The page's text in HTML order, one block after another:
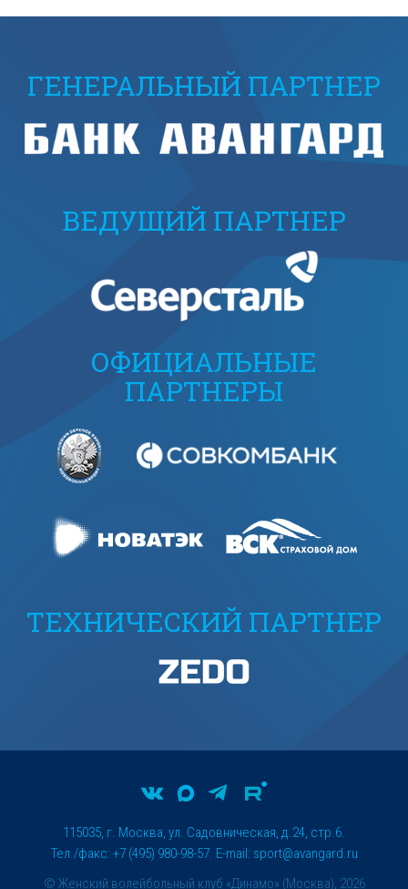
ГЕНЕРАЛЬНЫЙ ПАРТНЕР
ВЕДУЩИЙ ПАРТНЕР
ОФИЦИАЛЬНЫЕ
ПАРТНЕРЫ
ТЕХНИЧЕСКИЙ ПАРТНЕР
© Женский волейбольный клуб «Динамо» (Москва), 2026
115035, г. Москва, ул. Садовническая, д.24, стр.6.
Тел./факс: +7 (495) 980-98-57. E-mail: sport@avangard.ru